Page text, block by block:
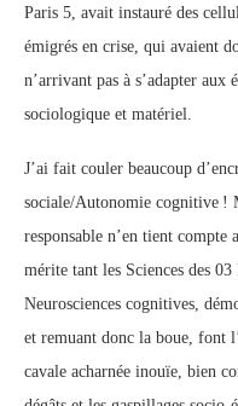
Paris 5, avait instauré des
émigrés en crise, qui avaient
n’arrivant pas à s’adapter aux
sociologique et matériel.
J’ai fait couler beaucoup
sociale/Autonomie cognitive !
responsable n’en tient compte
mérite tant les Sciences des
Neurosciences cognitives,
et remuant donc la boue, font
cavale acharnée inouïe, bien